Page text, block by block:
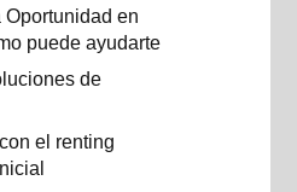
en
puede ayudarte
de
el renting